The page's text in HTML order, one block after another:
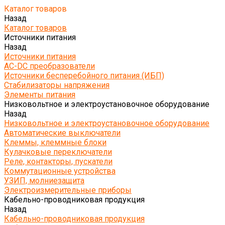
Каталог товаров
Назад
Каталог товаров
Источники питания
Назад
Источники питания
AC-DC преобразователи
Источники бесперебойного питания (ИБП)
Стабилизаторы напряжения
Элементы питания
Низковольтное и электроустановочное оборудование
Назад
Низковольтное и электроустановочное оборудование
Автоматические выключатели
Клеммы, клеммные блоки
Кулачковые переключатели
Реле, контакторы, пускатели
Коммутационные устройства
УЗИП, молниезащита
Электроизмерительные приборы
Кабельно-проводниковая продукция
Назад
Кабельно-проводниковая продукция